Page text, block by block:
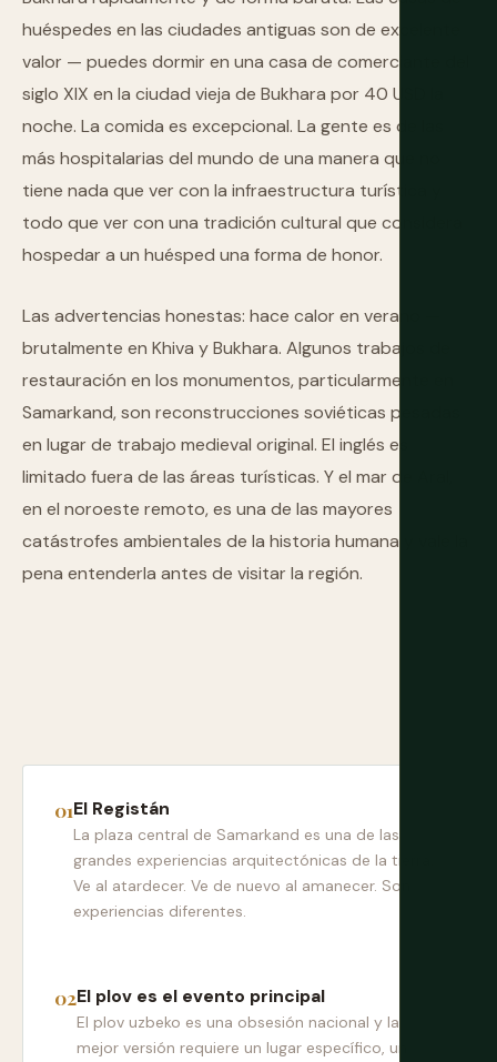
huéspedes en las ciudades antiguas son de excelente
valor — puedes dormir en una casa de comerciante del
siglo XIX en la ciudad vieja de Bukhara por 40 USD la
noche. La comida es excepcional. La gente es de las
más hospitalarias del mundo de una manera que no
tiene nada que ver con la infraestructura turística y
todo que ver con una tradición cultural que considera
hospedar a un huésped una forma de honor.
Las advertencias honestas: hace calor en verano —
brutalmente en Khiva y Bukhara. Algunos trabajos de
restauración en los monumentos, particularmente en
Samarkand, son reconstrucciones soviéticas pesadas
en lugar de trabajo medieval original. El inglés es
limitado fuera de las áreas turísticas. Y el mar de Aral,
en el noroeste remoto, es una de las mayores
catástrofes ambientales de la historia humana y vale la
pena entenderla antes de visitar la región.
El Registán
La plaza central de Samarkand es una de las
grandes experiencias arquitectónicas de la tierra.
Ve al atardecer. Ve de nuevo al amanecer. Son
experiencias diferentes.
El plov es el evento principal
El plov uzbeko es una obsesión nacional y la
mejor versión requiere un lugar específico, un